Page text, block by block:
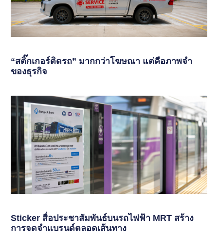
“สติ๊กเกอร์ติดรถ” มากกว่าโฆษณา แต่คือภาพจำ
ของธุรกิจ
Sticker สื่อประชาสัมพันธ์บนรถไฟฟ้า MRT สร้าง
การจดจำแบรนด์ตลอดเส้นทาง